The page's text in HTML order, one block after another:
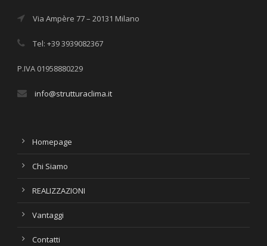
Via Ampère 77 – 20131 Milano
Tel: +39 3939082367
P.IVA 01958880229
info@strutturaclima.it
Homepage
Chi Siamo
REALIZZAZIONI
Vantaggi
Contatti